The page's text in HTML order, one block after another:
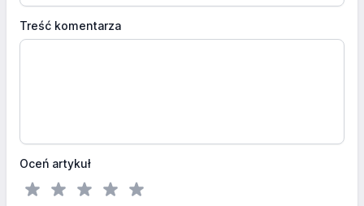
Treść komentarza
Oceń artykuł